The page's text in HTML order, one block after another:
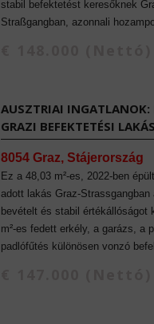
stabil befektetést keresőknek
Straßgangban, azonnali
AUSZTRIAI INGATLANOK:
GRAZI BEFEKTETÉSI LAKÁS
8054 Graz, Stájerország
Ez a 48,03 m²-es, 2022-ben
adott lakás Graz-Strassgangban
bevételt és stabil értékállóságot
m²-es fedett erkély, a garázs, a
padlófűtés különösen vonzó